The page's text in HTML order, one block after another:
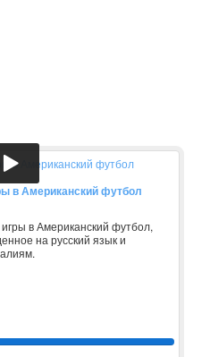
в Американский футбол
в Американский футбол,
на русский язык и